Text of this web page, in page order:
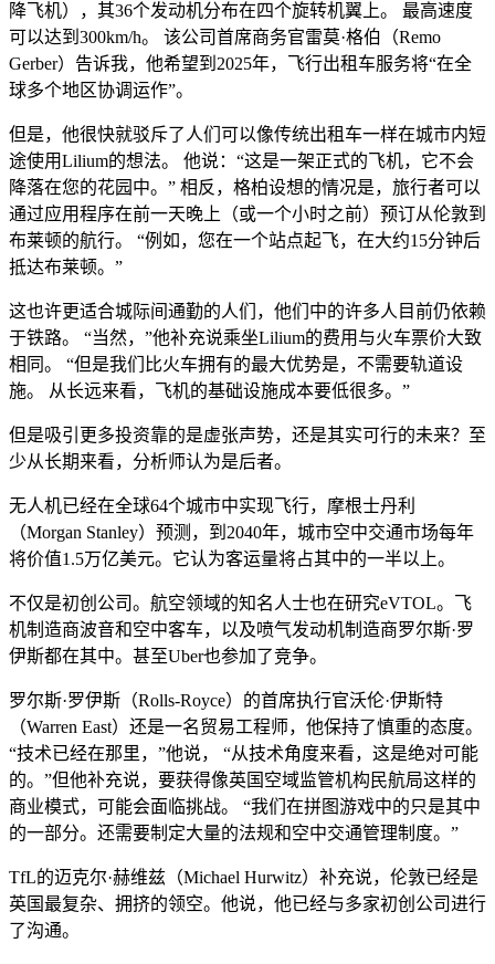
降飞机），其36个发动机分布在四个旋转机翼上。 最高速度
可以达到300km/h。 该公司首席商务官雷莫·格伯（Remo
Gerber）告诉我，他希望到2025年，飞行出租车服务将“在全
球多个地区协调运作”。
但是，他很快就驳斥了人们可以像传统出租车一样在城市内短
途使用Lilium的想法。 他说：“这是一架正式的飞机，它不会
降落在您的花园中。” 相反，格柏设想的情况是，旅行者可以
通过应用程序在前一天晚上（或一个小时之前）预订从伦敦到
布莱顿的航行。 “例如，您在一个站点起飞，在大约15分钟后
抵达布莱顿。”
这也许更适合城际间通勤的人们，他们中的许多人目前仍依赖
于铁路。 “当然，”他补充说乘坐Lilium的费用与火车票价大致
相同。 “但是我们比火车拥有的最大优势是，不需要轨道设
施。 从长远来看，飞机的基础设施成本要低很多。”
但是吸引更多投资靠的是虚张声势，还是其实可行的未来？至
少从长期来看，分析师认为是后者。
无人机已经在全球64个城市中实现飞行，摩根士丹利
（Morgan Stanley）预测，到2040年，城市空中交通市场每年
将价值1.5万亿美元。它认为客运量将占其中的一半以上。
不仅是初创公司。航空领域的知名人士也在研究eVTOL。飞
机制造商波音和空中客车，以及喷气发动机制造商罗尔斯·罗
伊斯都在其中。甚至Uber也参加了竞争。
罗尔斯·罗伊斯（Rolls-Royce）的首席执行官沃伦·伊斯特
（Warren East）还是一名贸易工程师，他保持了慎重的态度。
“技术已经在那里，”他说， “从技术角度来看，这是绝对可能
的。”但他补充说，要获得像英国空域监管机构民航局这样的
商业模式，可能会面临挑战。 “我们在拼图游戏中的只是其中
的一部分。还需要制定大量的法规和空中交通管理制度。”
TfL的迈克尔·赫维兹（Michael Hurwitz）补充说，伦敦已经是
英国最复杂、拥挤的领空。他说，他已经与多家初创公司进行
了沟通。